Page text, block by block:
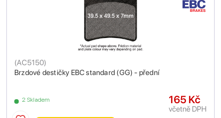
Brzdové destičky EBC standard (GG) - přední
(AC5150)
2 Skladem 165 Kč
včetně DPH